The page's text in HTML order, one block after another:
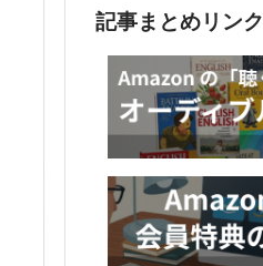
記事まとめリンク